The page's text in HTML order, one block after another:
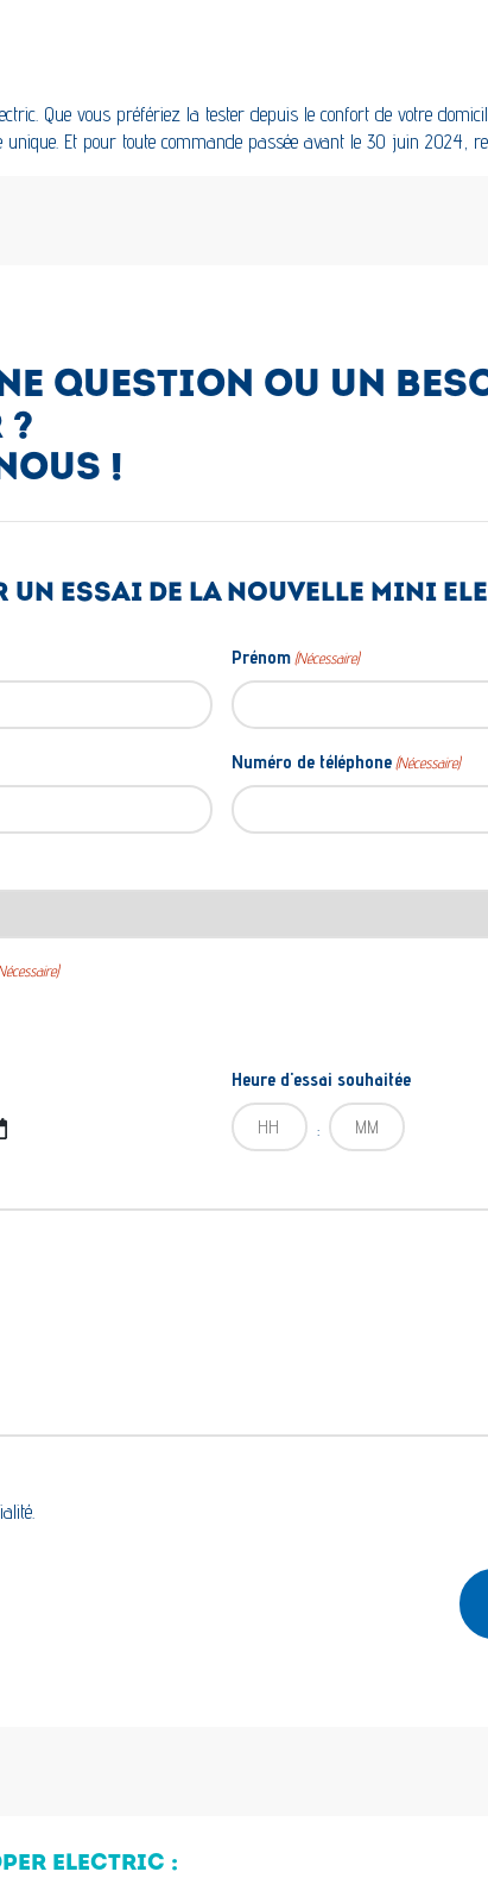
Que vous préfériez la tester depuis le confort de votre
Et pour toute commande passée avant le 30 juin 2024,
QUESTION OU UN
?
!
UN ESSAI DE LA NOUVELLE MINI
Prénom (Nécessaire)
Numéro de téléphone (Nécessaire)
Heure d'essai souhaitée
Heures : Minutes
ELECTRIC :